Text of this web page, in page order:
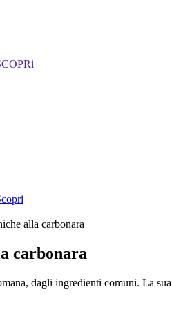
carbonara
dagli ingredienti comuni. La